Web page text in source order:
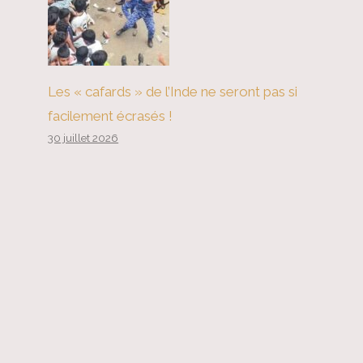
Les « cafards » de l’Inde ne seront pas si
facilement écrasés !
30 juillet 2026